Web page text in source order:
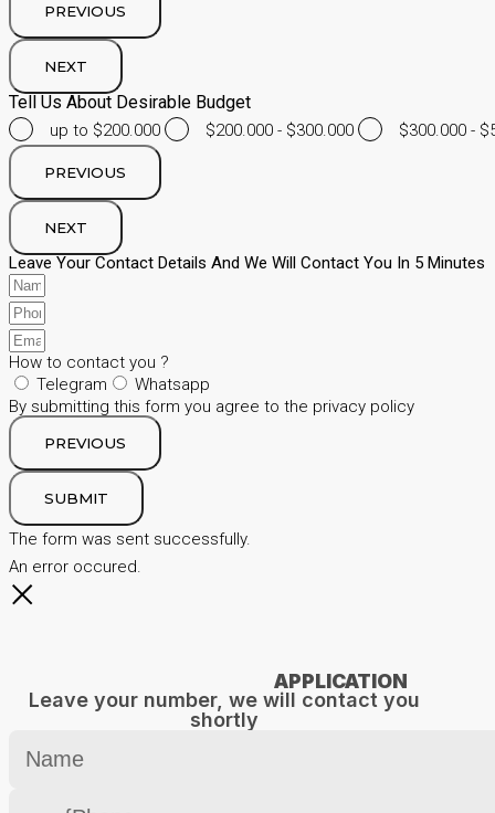
PREVIOUS
NEXT
Tell Us About Desirable Budget
up to $200.000 $200.000 - $300.000 $300.000 -
PREVIOUS
NEXT
Leave Your Contact Details And We Will Contact You In 5 Minutes
How to contact you ?
Telegram
Whatsapp
By submitting this form you agree to the privacy policy
PREVIOUS
SUBMIT
The form was sent successfully.
An error occured.
APPLICATION
Leave your number, we will contact you
shortly